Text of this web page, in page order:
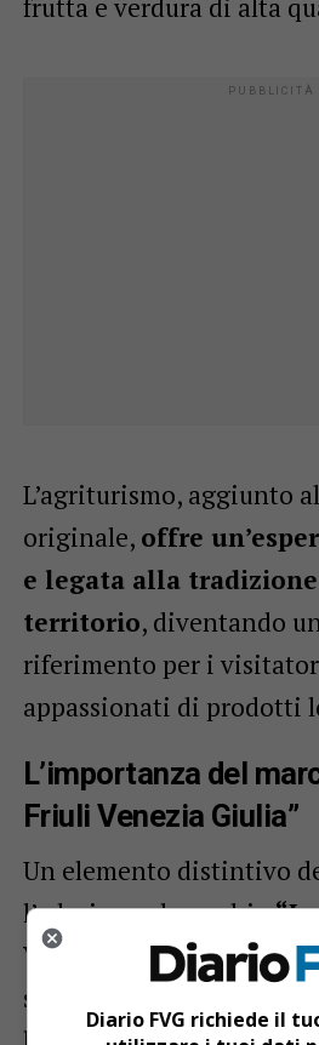
frutta e verdura di alta
L’agriturismo, aggiunto
originale, offre
e legata alla
territorio, diventando
riferimento per i
appassionati di prodotti
L’importanza del
Friuli Venezia Giulia”
Un elemento distintivo
l’adesione al marchio
Venezia Giulia”,
sostenibilità e autenticità.
Diario FVG richiede il